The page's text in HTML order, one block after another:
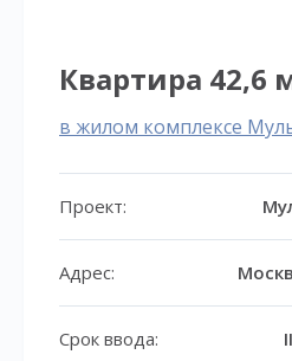
Квартира 42,6
в жилом комплексе
Проект:
Адрес:
Срок ввода: